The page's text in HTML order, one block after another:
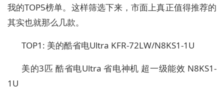
我的TOP5榜单。这样筛选下来，市面上真正值得推荐的
其实也就那么几款。
TOP1: 美的酷省电Ultra KFR-72LW/N8KS1-1U
美的3匹 酷省电Ultra 省电神机 超一级能效 N8KS1-
1U